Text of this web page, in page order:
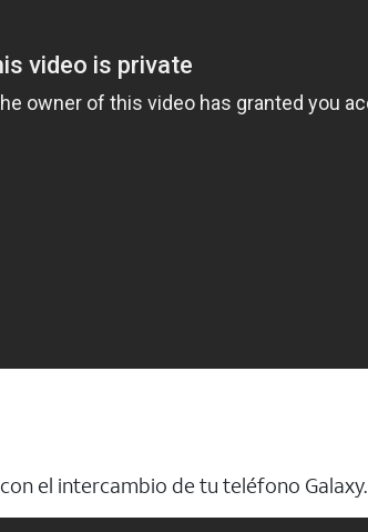
con el intercambio de tu teléfono Galaxy.